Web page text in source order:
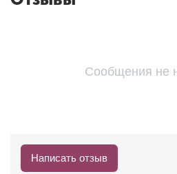
Сообщения не
Написать отзыв